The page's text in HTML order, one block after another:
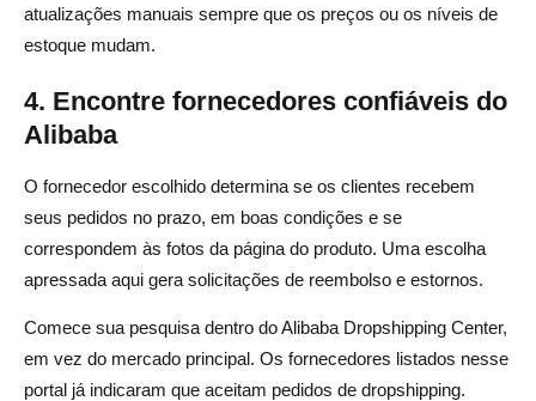
atualizações manuais sempre que os preços ou os níveis de
estoque mudam.
4. Encontre fornecedores confiáveis do
Alibaba
O fornecedor escolhido determina se os clientes recebem
seus pedidos no prazo, em boas condições e se
correspondem às fotos da página do produto. Uma escolha
apressada aqui gera solicitações de reembolso e estornos.
Comece sua pesquisa dentro do Alibaba Dropshipping Center,
em vez do mercado principal. Os fornecedores listados nesse
portal já indicaram que aceitam pedidos de dropshipping.